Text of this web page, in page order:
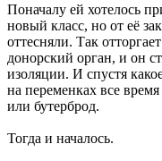
Поначалу ей хотелось
новый класс, но от её
оттесняли. Так
донорский орган, и он
изоляции. И спустя
на переменках все
или бутерброд.
Тогда и началось.